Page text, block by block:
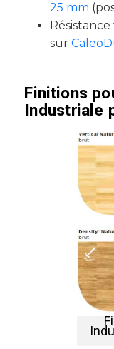
25 mm
sur
Finitions
Industriale